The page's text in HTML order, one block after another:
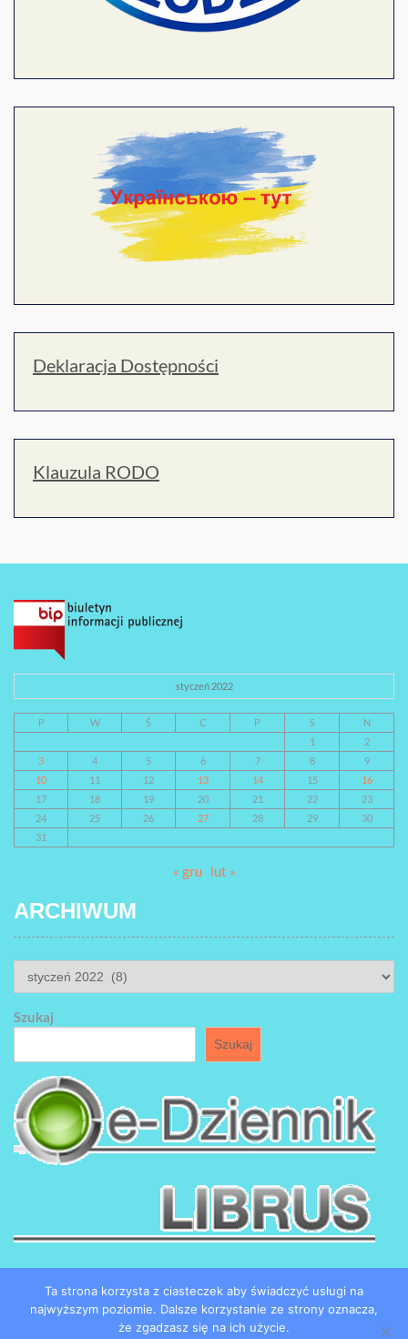
Deklaracja Dostępności
Klauzula RODO
styczeń 2022
P W Ś C P S
N
1
2
3
4 5 6 7 8
9
10
11 12 13 14 15
16
17
18 19 20 21 22
23
24
25 26 27 28 29
30
31
« gru lut »
ARCHIWUM
ARCHIWUM
Szukaj
Szukaj
Ta strona korzysta z ciasteczek aby świadczyć usługi na
najwyższym poziomie. Dalsze korzystanie ze strony oznacza,
że zgadzasz się na ich użycie.